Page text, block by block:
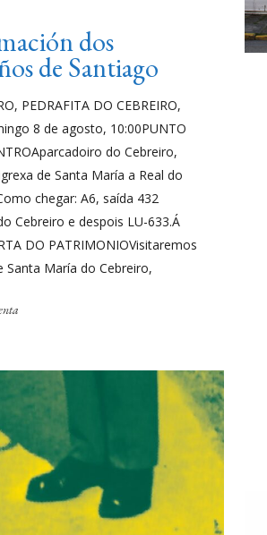
dos
de Santiago
PEDRAFITA DO CEBREIRO,
8 de agosto, 10:00PUNTO
do Cebreiro,
de Santa María a Real do
chegar: A6, saída 432
Cebreiro e despois LU-633.Á
DO PATRIMONIOVisitaremos
Santa María do Cebreiro,